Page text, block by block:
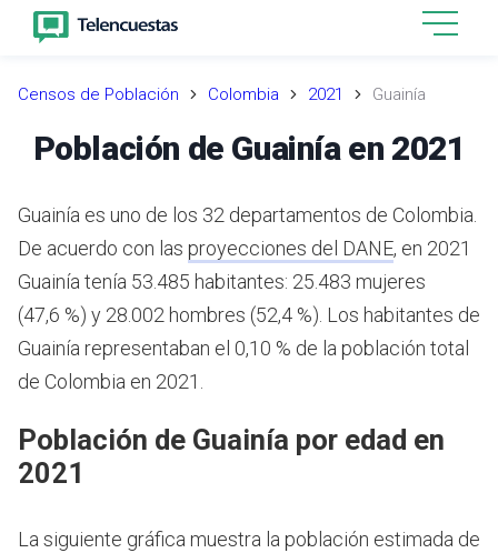
Censos de Población Colombia 2021 Guainía
Población de Guainía en 2021
Guainía es uno de los 32 departamentos de Colombia.
De acuerdo con las proyecciones del DANE, en 2021
Guainía tenía 53.485 habitantes: 25.483 mujeres
(47,6 %) y 28.002 hombres (52,4 %). Los habitantes de
Guainía representaban el 0,10 % de la población total
de Colombia en 2021.
Población de Guainía por edad en
2021
La siguiente gráfica muestra la población estimada de